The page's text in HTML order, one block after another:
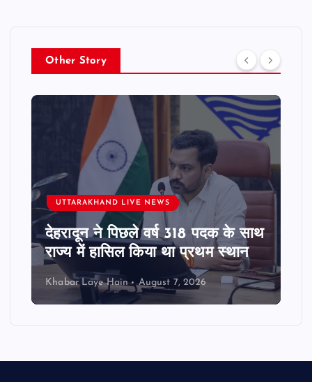
Other Story
UTTARAKHAND LIVE NEWS
देहरादून ने पिछले वर्ष 318 पदक के साथ
राज्य में हासिल किया था प्रथम स्थान
Khabar Laye Hain August 7, 2026